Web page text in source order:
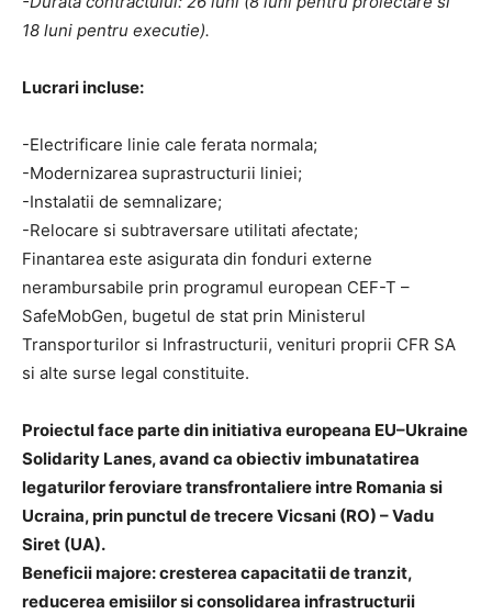
18 luni pentru executie).
Lucrari incluse:
-Electrificare linie cale ferata normala;
-Modernizarea suprastructurii liniei;
-Instalatii de semnalizare;
-Relocare si subtraversare utilitati afectate;
Finantarea este asigurata din fonduri externe
nerambursabile prin programul european CEF-T –
SafeMobGen, bugetul de stat prin Ministerul
Transporturilor si Infrastructurii, venituri proprii CFR SA
si alte surse legal constituite.
Proiectul face parte din initiativa europeana EU–Ukraine
Solidarity Lanes, avand ca obiectiv imbunatatirea
legaturilor feroviare transfrontaliere intre Romania si
Ucraina, prin punctul de trecere Vicsani (RO) – Vadu
Siret (UA).
Beneficii majore: cresterea capacitatii de tranzit,
reducerea emisiilor si consolidarea infrastructurii